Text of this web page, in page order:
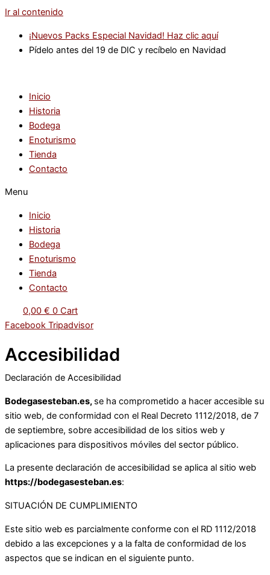
Ir al contenido
¡Nuevos Packs Especial Navidad! Haz clic aquí
Pídelo antes del 19 de DIC y recíbelo en Navidad
Inicio
Historia
Bodega
Enoturismo
Tienda
Contacto
Menu
Inicio
Historia
Bodega
Enoturismo
Tienda
Contacto
0,00 € 0 Cart
Facebook Tripadvisor
Accesibilidad
Declaración de Accesibilidad
Bodegasesteban.es, se ha comprometido a hacer accesible su
sitio web, de conformidad con el Real Decreto 1112/2018, de 7
de septiembre, sobre accesibilidad de los sitios web y
aplicaciones para dispositivos móviles del sector público.
La presente declaración de accesibilidad se aplica al sitio web
https://bodegasesteban.es:
SITUACIÓN DE CUMPLIMIENTO
Este sitio web es parcialmente conforme con el RD 1112/2018
debido a las excepciones y a la falta de conformidad de los
aspectos que se indican en el siguiente punto.